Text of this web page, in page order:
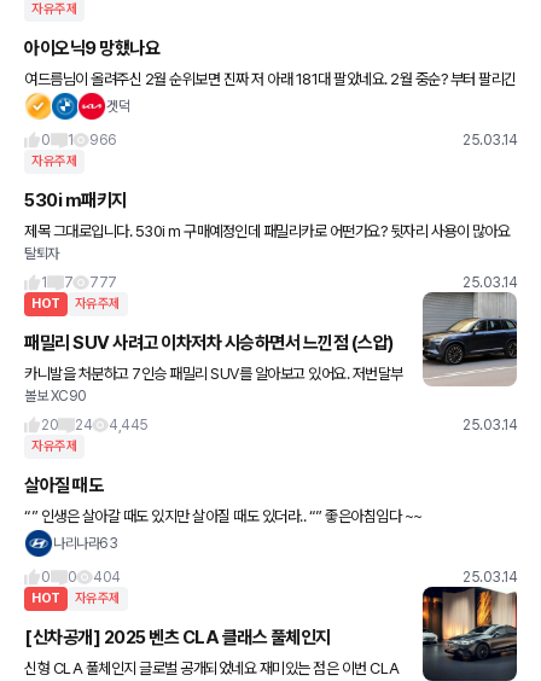
자유주제
아이오닉9 망했나요
여드름님이 올려주신 2월 순위보면 진짜 저 아래 181대 팔았네요. 2월 중순? 부터 팔리긴
했지만, 신차효과가 있어도 EV9 출시첫달보다 못팔리는 것 같네여 사전계약수도 공개안
겟덕
0
1 966 25.03.14
자유주제
530i m패키지
제목 그대로입니다. 530i m 구매예정인데 패밀리카로 어떤가요? 뒷자리 사용이 많아요
와이프 아기 근데 아직 시승 전이라서 좁다 넓다 너무 반반인것 같고 지금 국산차타는데
외제차 타보고싶은데 마음
탈퇴자
1
7 777 25.03.14
HOT 자유주제
패밀리 SUV 사려고 이차저차 시승하면서 느낀점 (스압)
카니발을 처분하고 7인승 패밀리 SUV를 알아보고 있어요. 저번달부
터 GV80, XC90, GLE등등 많이 타보고 있습니다. 당연히 지금 타
는 YP 카니발보다 모두 좋지만 경쟁 모델끼리 비교했을
볼보 XC90
20
24 4,445 25.03.14
자유주제
살아질 때도
“” 인생은 살아갈 때도 있지만 살아질 때도 있더라.. “” 좋은아침임다 ~~
나리나라63
0
0 404 25.03.14
HOT 자유주제
[신차공개] 2025 벤츠 CLA 클래스 풀체인지
신형 CLA 풀체인지 글로벌 공개되었네요 재미있는 점은 이번 CLA